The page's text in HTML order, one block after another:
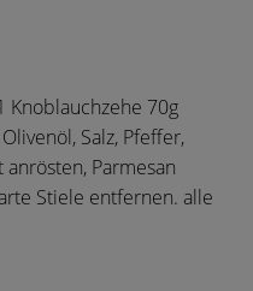
Knoblauchzehe 70g
Salz, Pfeffer,
Parmesan
Stiele entfernen. alle